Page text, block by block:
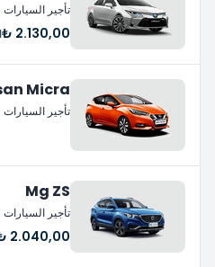
تأجير السيارات
2.130,00 ₺
Micra
تأجير السيارات
Mg ZS
تأجير السيارات
2.040,00 ₺